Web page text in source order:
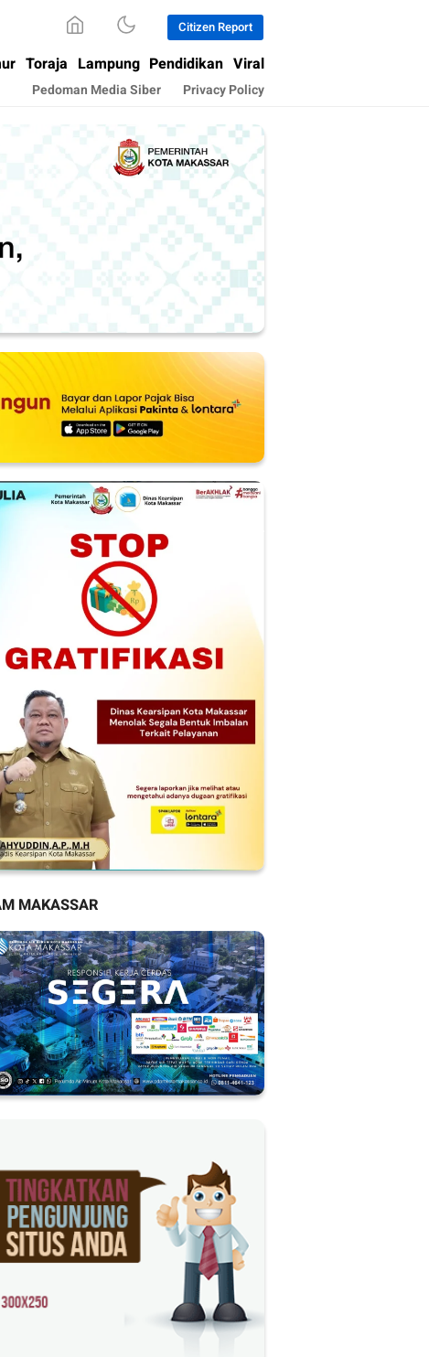
Citizen Report
Toraja Lampung Pendidikan Viral
Pedoman Media Siber Privacy Policy
MAKASSAR